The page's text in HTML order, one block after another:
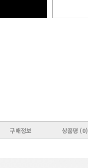
가할인 2% / 추가적립 2%)
가할인 3% / 추가적립 2%)
가할인 3% / 추가적립 3%)
(추가할인 4% / 추가적립 3%)
구매정보 상품평 (0)